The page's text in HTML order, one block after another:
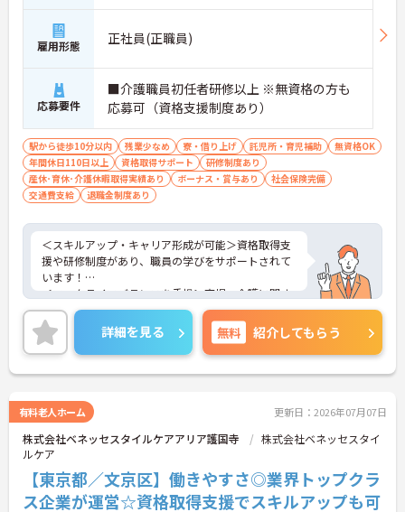
雇用形態 正社員(正職員)
応募要件
■介護職員初任者研修以上 ※無資格の方も
応募可（資格支援制度あり）
駅から徒歩10分以内 残業少なめ 寮・借り上げ 託児所・育児補助
無資格OK
年間休日110日以上
資格取得サポート
研修制度あり
産休･育休･介護休暇取得実績あり
ボーナス・賞与あり
社会保険完備
交通費支給
退職金制度あり
＜スキルアップ・キャリア形成が可能＞資格取得支
援や研修制度があり、職員の学びをサポートされて
います！
＜ワークライフバランスを重視＞育児・介護に関す
る制度や社宅制度、各種手当など、長く安心して働
きやすい環境が整っています。
＜寄り添ったケアの実施＞利用者さまに深く寄り添
ったサービスの提供を目指し、職員の専門性を高め
るような人材育成にも注力されています。
詳細をお話ししますのでお気軽にご相談ください！
詳細を見る 無料 紹介してもらう
有料老人ホーム 更新日：2026年07月07日
株式会社ベネッセスタイルケアアリア護国寺
株式会社ベネッセスタイ
ルケア
【東京都／文京区】働きやすさ◎業界トップクラ
ス企業が運営☆資格取得支援でスキルアップも可